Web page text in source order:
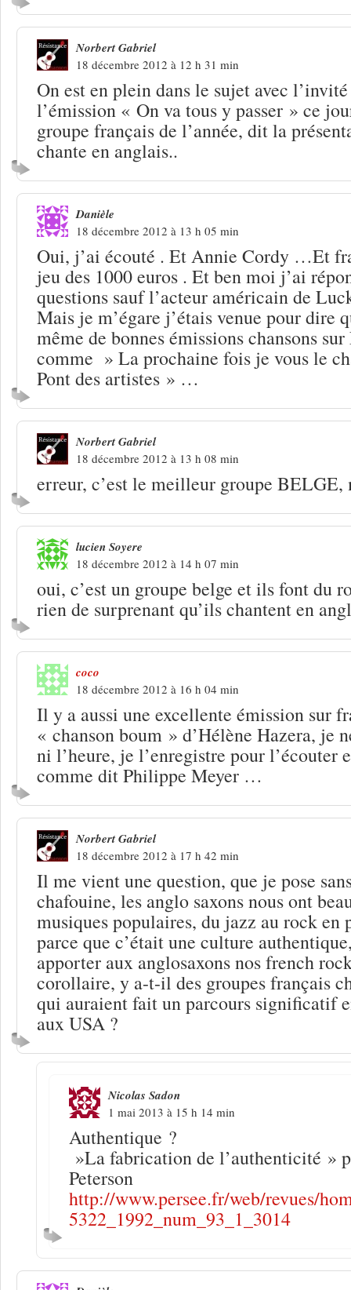
Norbert Gabriel
18 décembre 2012 à 12 h 31 min
On est en plein dans le sujet avec
l’émission « On va tous y passer » ce
groupe français de l’année, dit la
chante en anglais..
Danièle
18 décembre 2012 à 13 h 05 min
Oui, j’ai écouté . Et Annie Cordy …Et
jeu des 1000 euros . Et ben moi j’ai
questions sauf l’acteur américain de
Mais je m’égare j’étais venue pour dire
même de bonnes émissions chansons
comme » La prochaine fois je vous le
Pont des artistes » …
Norbert Gabriel
18 décembre 2012 à 13 h 08 min
erreur, c’est le meilleur groupe
lucien Soyere
18 décembre 2012 à 14 h 07 min
oui, c’est un groupe belge et ils font du
rien de surprenant qu’ils chantent en
coco
18 décembre 2012 à 16 h 04 min
Il y a aussi une excellente émission sur
« chanson boum » d’Hélène Hazera, je
ni l’heure, je l’enregistre pour l’écouter
comme dit Philippe Meyer …
Norbert Gabriel
18 décembre 2012 à 17 h 42 min
Il me vient une question, que je pose
chafouine, les anglo saxons nous ont
musiques populaires, du jazz au rock en
parce que c’était une culture
apporter aux anglosaxons nos french
corollaire, y a-t-il des groupes français
qui auraient fait un parcours significatif
aux USA ?
Nicolas Sadon
1 mai 2013 à 15 h 14 min
Authentique ?
»La fabrication de l’authenticité »
Peterson
http://www.persee.fr/web/revues/
5322_1992_num_93_1_3014